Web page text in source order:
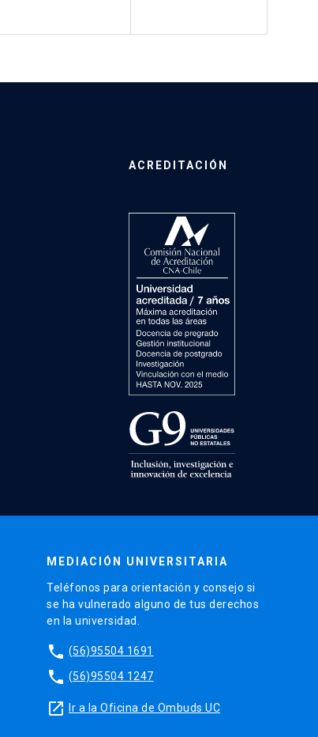
ACREDITACIÓN
MEDIACIÓN UNIVERSITARIA
Teléfonos para orientación y consejo si
se ha vulnerado alguno de tus derechos
en la universidad.
phone (56)95504 1691
phone (56)95504 1247
launch Ir a la Oficina de Ombuds UC